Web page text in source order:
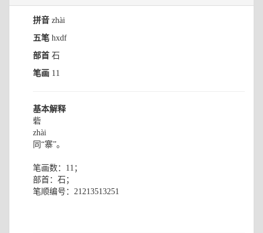
拼音 zhài
五笔 hxdf
部首 石
笔画 11
基本解释
砦
zhài
同“寨”。
笔画数：11；
部首：石；
笔顺编号：21213513251